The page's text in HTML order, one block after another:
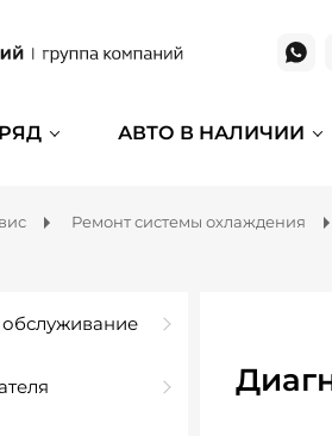
АВТО В НАЛИЧИИ
Ремонт системы охлаждения